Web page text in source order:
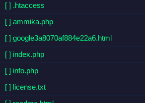
[ ] .htaccess
[ ] ammika.php
[ ] google3a8070af884e22a6.html
[ ] index.php
[ ] info.php
[ ] license.txt